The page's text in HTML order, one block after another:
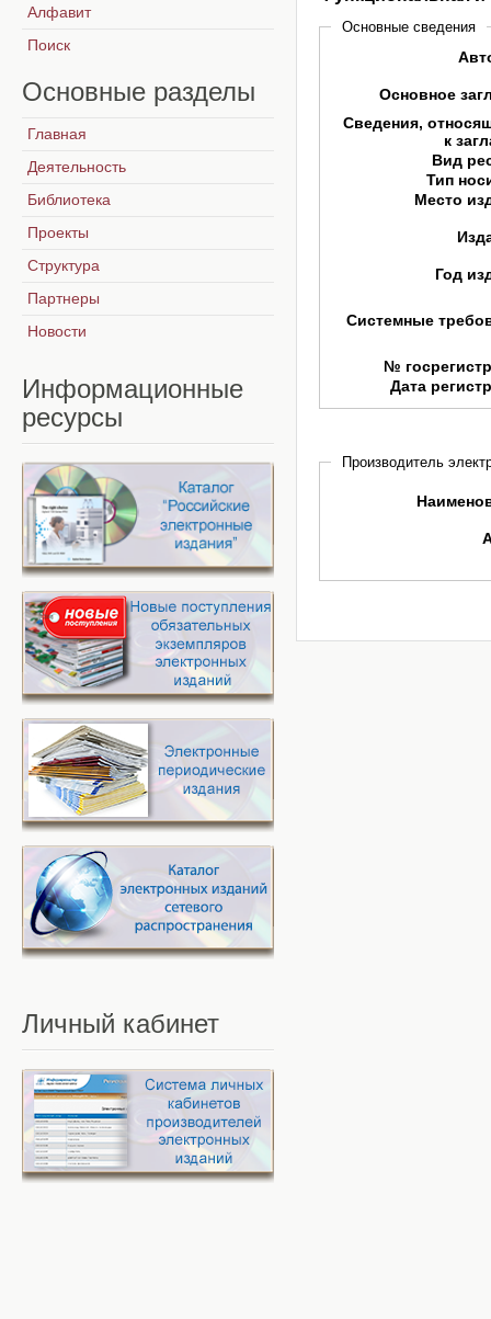
Основные сведения
Основное
Сведения,
к
Вид
Тип
Место
Год
Системные
№
Дата
Производитель
Алфавит
Поиск
Основные разделы
Главная
Деятельность
Библиотека
Проекты
Структура
Партнеры
Новости
Информационные
ресурсы
Личный кабинет